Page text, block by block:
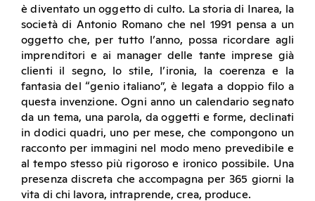
è diventato un oggetto di culto. La storia di Inarea, la
società di Antonio Romano che nel 1991 pensa a un
oggetto che, per tutto l’anno, possa ricordare agli
imprenditori e ai manager delle tante imprese già
clienti il segno, lo stile, l’ironia, la coerenza e la
fantasia del “genio italiano”, è legata a doppio filo a
questa invenzione. Ogni anno un calendario segnato
da un tema, una parola, da oggetti e forme, declinati
in dodici quadri, uno per mese, che compongono un
racconto per immagini nel modo meno prevedibile e
al tempo stesso più rigoroso e ironico possibile. Una
presenza discreta che accompagna per 365 giorni la
vita di chi lavora, intraprende, crea, produce.